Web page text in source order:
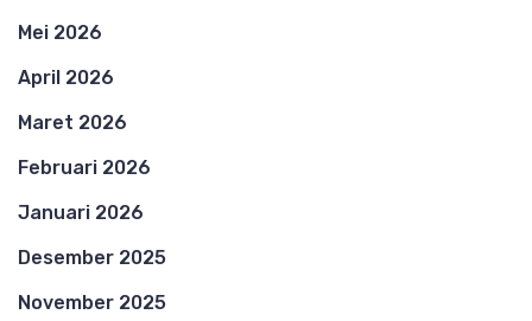
Mei 2026
April 2026
Maret 2026
Februari 2026
Januari 2026
Desember 2025
November 2025